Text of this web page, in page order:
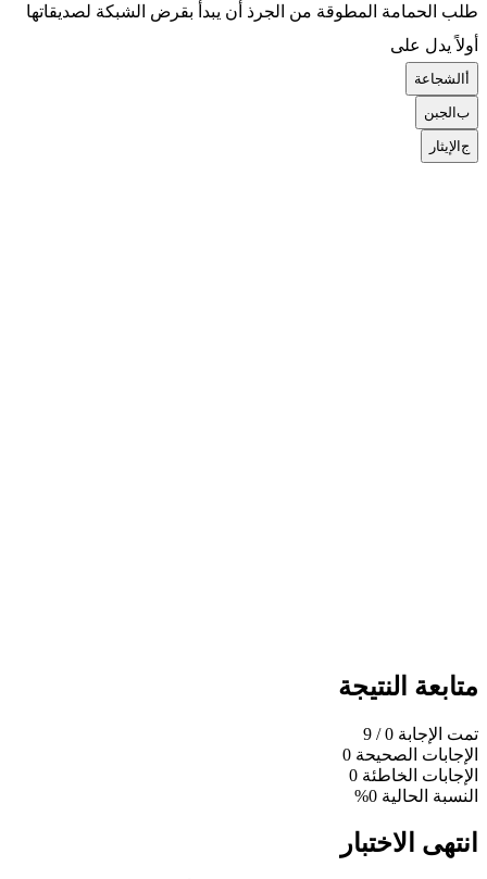
طلب الحمامة المطوقة من الجرذ أن يبدأ بقرض الشبكة لصديقاتها
أولاً يدل على
الشجاعة
بالجبن
جالإيثار
متابعة النتيجة
تمت الإجابة 0
/ 9
الإجابات الصحيحة 0
الإجابات الخاطئة 0
النسبة الحالية 0%
انتهى الاختبار